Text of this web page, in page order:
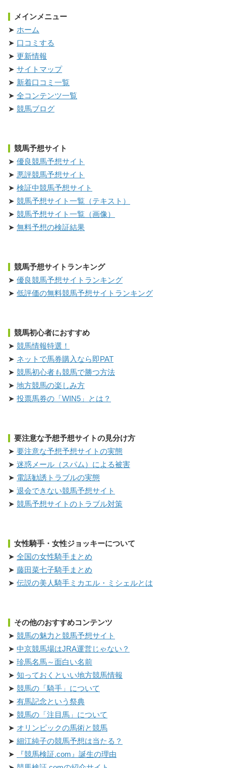
メインメニュー
ホーム
口コミする
更新情報
サイトマップ
新着口コミ一覧
全コンテンツ一覧
競馬ブログ
競馬予想サイト
優良競馬予想サイト
悪評競馬予想サイト
検証中競馬予想サイト
競馬予想サイト一覧（テキスト）
競馬予想サイト一覧（画像）
無料予想の検証結果
競馬予想サイトランキング
優良競馬予想サイトランキング
低評価の無料競馬予想サイトランキング
競馬初心者におすすめ
競馬情報特選！
ネットで馬券購入なら即PAT
競馬初心者も競馬で勝つ方法
地方競馬の楽しみ方
投票馬券の「WIN5」とは？
要注意な予想予想サイトの見分け方
要注意な予想予想サイトの実態
迷惑メール（スパム）による被害
電話勧誘トラブルの実態
退会できない競馬予想サイト
競馬予想サイトのトラブル対策
女性騎手・女性ジョッキーについて
全国の女性騎手まとめ
藤田菜七子騎手まとめ
伝説の美人騎手ミカエル・ミシェルとは
その他のおすすめコンテンツ
競馬の魅力と競馬予想サイト
中京競馬場はJRA運営じゃない？
珍馬名馬～面白い名前
知っておくといい地方競馬情報
競馬の「騎手」について
有馬記念という祭典
競馬の「注目馬」について
オリンピックの馬術と競馬
細江純子の競馬予想は当たる？
『競馬検証.com』誕生の理由